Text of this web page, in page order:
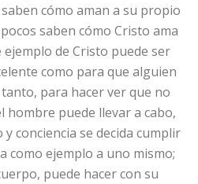
cómo aman a su propio
saben cómo Cristo ama
ejemplo de Cristo puede ser
como para que alguien
para hacer ver que no
hombre puede llevar a cabo,
conciencia se decida cumplir
como ejemplo a uno mismo;
puede hacer con su